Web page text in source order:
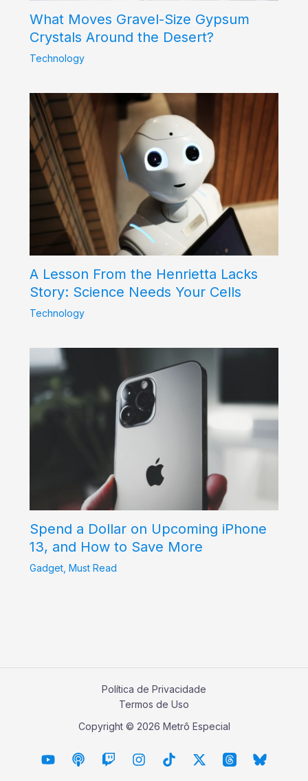
What Moves Gravel-Size Gypsum
Crystals Around the Desert?
Technology
A Lesson From the Henrietta Lacks
Story: Science Needs Your Cells
Technology
Spend a Dollar on Upcoming iPhone
13, and How to Save More
Gadget, Must Read
Política de Privacidade
Termos de Uso
Copyright © 2026 Metrô Especial